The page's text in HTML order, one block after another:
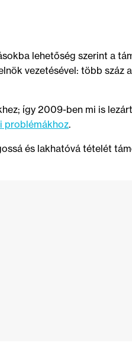
lehetőség szerint a
vezetésével: több száz
így 2009-ben mi is
problémákhoz.
és lakhatóvá tételét